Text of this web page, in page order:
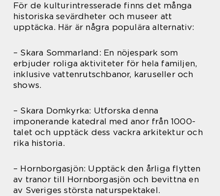
För de kulturintresserade finns det många
historiska sevärdheter och museer att
upptäcka. Här är några populära alternativ:
– Skara Sommarland: En nöjespark som
erbjuder roliga aktiviteter för hela familjen,
inklusive vattenrutschbanor, karuseller och
shows.
– Skara Domkyrka: Utforska denna
imponerande katedral med anor från 1000-
talet och upptäck dess vackra arkitektur och
rika historia.
– Hornborgasjön: Upptäck den årliga flytten
av tranor till Hornborgasjön och bevittna en
av Sveriges största naturspektakel.